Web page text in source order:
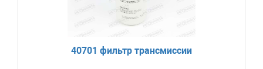
40701 фильтр трансмиссии